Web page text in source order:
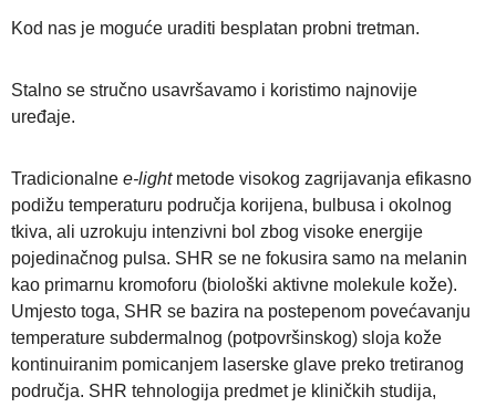
Kod nas je moguće uraditi besplatan probni tretman.
Stalno se stručno usavršavamo i koristimo najnovije
uređaje.
Tradicionalne e-lightmetode visokog zagrijavanja efikasno
podižu temperaturu područja korijena, bulbusa i okolnog
tkiva, ali uzrokuju intenzivni bol zbog visoke energije
pojedinačnog pulsa. SHR se ne fokusira samo na melanin
kao primarnu kromoforu (biološki aktivne molekule kože).
Umjesto toga, SHR se bazira na postepenom povećavanju
temperature subdermalnog (potpovršinskog) sloja kože
kontinuiranim pomicanjem laserske glave preko tretiranog
područja. SHR tehnologija predmet je kliničkih studija,